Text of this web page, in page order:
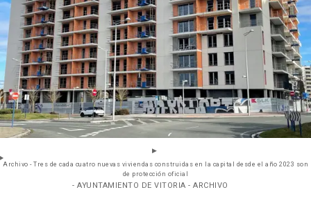
Archivo - Tres de cada cuatro nuevas viviendas construidas en la capital desde el año 2023 son
de protección oficial
- AYUNTAMIENTO DE VITORIA - ARCHIVO